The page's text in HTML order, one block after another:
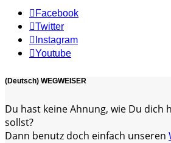
Facebook
Twitter
Instagram
Youtube
(Deutsch) WEGWEISER
Du hast keine Ahnung, wie Du dich
sollst?
Dann benutz doch einfach unseren